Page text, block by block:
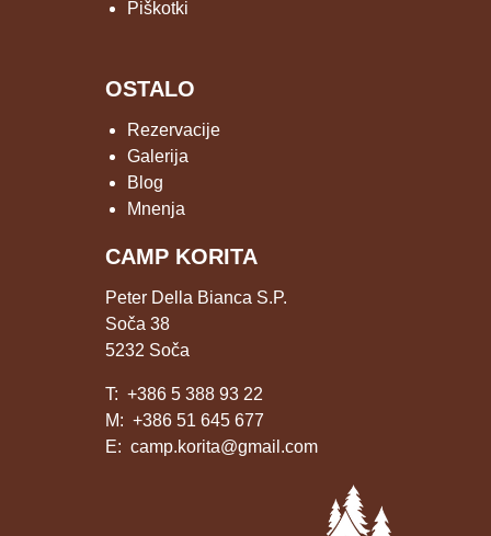
Piškotki
OSTALO
Rezervacije
Galerija
Blog
Mnenja
CAMP KORITA
Peter Della Bianca S.P.
Soča 38
5232 Soča
T: +386 5 388 93 22
M: +386 51 645 677
E: camp.korita@gmail.com